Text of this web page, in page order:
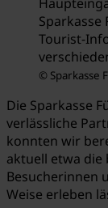
Tourist-
© Sparkasse
Die Sparkasse
verlässliche
konnten wir
aktuell etwa die
Besucherinnen
Weise erleben